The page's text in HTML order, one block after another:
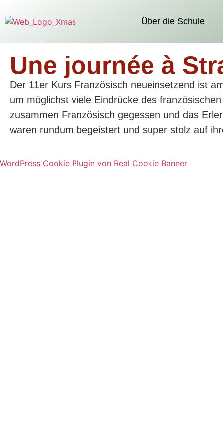
Über die Schule
Une journée à
Der 11er Kurs Französisch neueinsetzend ist
um möglichst viele Eindrücke des
zusammen Französisch gegessen und das
waren rundum begeistert und super stolz auf
WordPress Cookie Plugin von Real Cookie Banner